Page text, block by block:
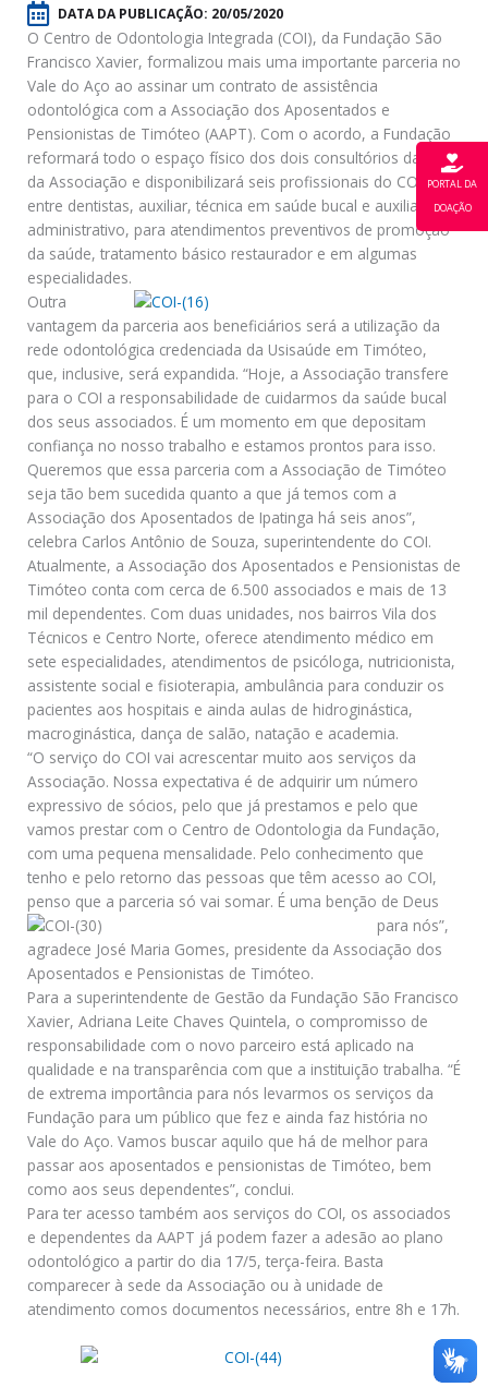
PORTAL DA
DOAÇÃO
DATA DA PUBLICAÇÃO: 20/05/2020
O Centro de Odontologia Integrada (COI), da Fundação São
Francisco Xavier, formalizou mais uma importante parceria no
Vale do Aço ao assinar um contrato de assistência
odontológica com a Associação dos Aposentados e
Pensionistas de Timóteo (AAPT). Com o acordo, a Fundação
reformará todo o espaço físico dos dois consultórios da sede
da Associação e disponibilizará seis profissionais do COI,
entre dentistas, auxiliar, técnica em saúde bucal e auxiliar
administrativo, para atendimentos preventivos de promoção
da saúde, tratamento básico restaurador e em algumas
especialidades.
Outra
vantagem da parceria aos beneficiários será a utilização da
rede odontológica credenciada da Usisaúde em Timóteo,
que, inclusive, será expandida. “Hoje, a Associação transfere
para o COI a responsabilidade de cuidarmos da saúde bucal
dos seus associados. É um momento em que depositam
confiança no nosso trabalho e estamos prontos para isso.
Queremos que essa parceria com a Associação de Timóteo
seja tão bem sucedida quanto a que já temos com a
Associação dos Aposentados de Ipatinga há seis anos”,
celebra Carlos Antônio de Souza, superintendente do COI.
Atualmente, a Associação dos Aposentados e Pensionistas de
Timóteo conta com cerca de 6.500 associados e mais de 13
mil dependentes. Com duas unidades, nos bairros Vila dos
Técnicos e Centro Norte, oferece atendimento médico em
sete especialidades, atendimentos de psicóloga, nutricionista,
assistente social e fisioterapia, ambulância para conduzir os
pacientes aos hospitais e ainda aulas de hidroginástica,
macroginástica, dança de salão, natação e academia.
“O serviço do COI vai acrescentar muito aos serviços da
Associação. Nossa expectativa é de adquirir um número
expressivo de sócios, pelo que já prestamos e pelo que
vamos prestar com o Centro de Odontologia da Fundação,
com uma pequena mensalidade. Pelo conhecimento que
tenho e pelo retorno das pessoas que têm acesso ao COI,
penso que a parceria só vai somar. É uma benção de Deus
para nós”,
agradece José Maria Gomes, presidente da Associação dos
Aposentados e Pensionistas de Timóteo.
Para a superintendente de Gestão da Fundação São Francisco
Xavier, Adriana Leite Chaves Quintela, o compromisso de
responsabilidade com o novo parceiro está aplicado na
qualidade e na transparência com que a instituição trabalha. “É
de extrema importância para nós levarmos os serviços da
Fundação para um público que fez e ainda faz história no
Vale do Aço. Vamos buscar aquilo que há de melhor para
passar aos aposentados e pensionistas de Timóteo, bem
como aos seus dependentes”, conclui.
Para ter acesso também aos serviços do COI, os associados
e dependentes da AAPT já podem fazer a adesão ao plano
odontológico a partir do dia 17/5, terça-feira. Basta
comparecer à sede da Associação ou à unidade de
atendimento comos documentos necessários, entre 8h e 17h.